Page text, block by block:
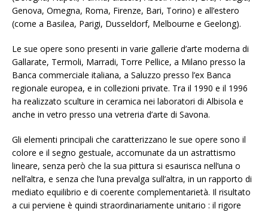
Genova, Omegna, Roma, Firenze, Bari, Torino) e all’estero
(come a Basilea, Parigi, Dusseldorf, Melbourne e Geelong).
Le sue opere sono presenti in varie gallerie d’arte moderna di
Gallarate, Termoli, Marradi, Torre Pellice, a Milano presso la
Banca commerciale italiana, a Saluzzo presso l’ex Banca
regionale europea, e in collezioni private. Tra il 1990 e il 1996
ha realizzato sculture in ceramica nei laboratori di Albisola e
anche in vetro presso una vetreria d’arte di Savona.
Gli elementi principali che caratterizzano le sue opere sono il
colore e il segno gestuale, accomunate da un astrattismo
lineare, senza però che la sua pittura si esaurisca nell’una o
nell’altra, e senza che l’una prevalga sull’altra, in un rapporto di
mediato equilibrio e di coerente complementarietà. Il risultato
a cui perviene è quindi straordinariamente unitario : il rigore